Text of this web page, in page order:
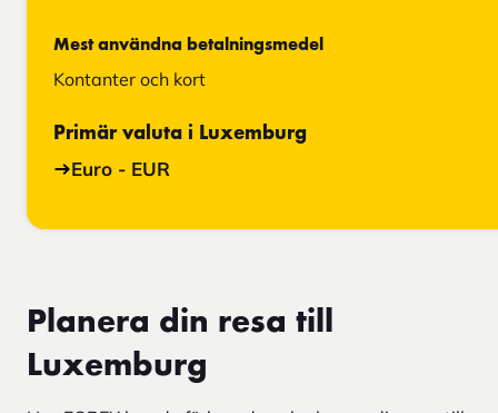
Mest användna betalningsmedel
Kontanter och kort
Primär valuta i Luxemburg
Euro - EUR
Planera din resa till
Luxemburg